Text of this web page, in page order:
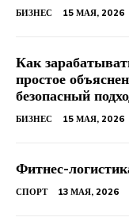
БИЗНЕС 15 МАЯ, 2026
Как
простое
безопасный
БИЗНЕС 15 МАЯ, 2026
Фитнес-
СПОРТ 13 МАЯ, 2026